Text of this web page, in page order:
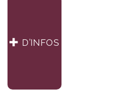
D’INFOS